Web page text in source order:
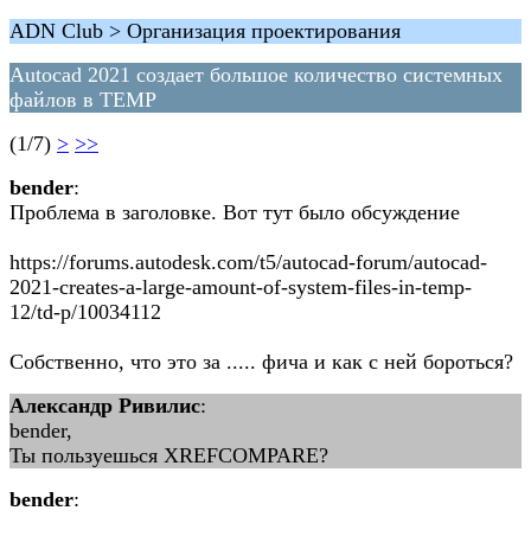
ADN Club > Организация проектирования
Autocad 2021 создает большое количество системных
файлов в TEMP
(1/7) > >>
bender:
Проблема в заголовке. Вот тут было обсуждение
https://forums.autodesk.com/t5/autocad-forum/autocad-
2021-creates-a-large-amount-of-system-files-in-temp-
12/td-p/10034112
Собственно, что это за ..... фича и как с ней бороться?
Александр Ривилис:
bender,
Ты пользуешься XREFCOMPARE?
bender: